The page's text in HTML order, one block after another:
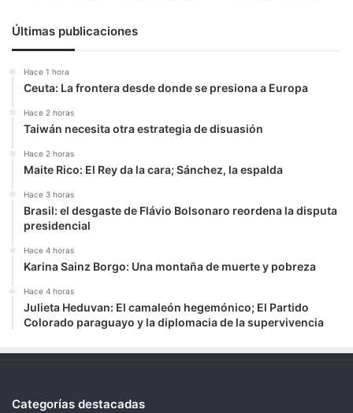
Últimas publicaciones
Hace 1 hora
Ceuta: La frontera desde donde se presiona a Europa
Hace 2 horas
Taiwán necesita otra estrategia de disuasión
Hace 2 horas
Maite Rico: El Rey da la cara; Sánchez, la espalda
Hace 3 horas
Brasil: el desgaste de Flávio Bolsonaro reordena la disputa
presidencial
Hace 4 horas
Karina Sainz Borgo: Una montaña de muerte y pobreza
Hace 4 horas
Julieta Heduvan: El camaleón hegemónico; El Partido
Colorado paraguayo y la diplomacia de la supervivencia
Categorías destacadas